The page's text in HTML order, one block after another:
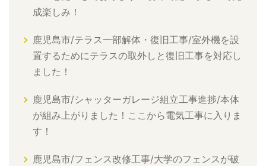
成楽しみ！
鹿児島市/テラス一部解体・復旧工事/室外機を設
置するためにテラスの取外しと復旧工事を対応し
ました！
鹿児島市/シャッターガレージ組立工事進捗/本体
が組み上がりました！ここから電気工事に入りま
す！
鹿児島市/フェンス改修工事/大学のフェンスが破